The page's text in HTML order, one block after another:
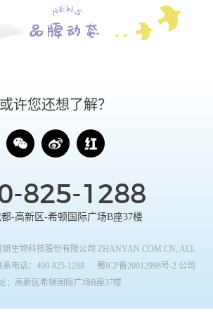
或许您还想了解？
825-1288
-高新区-希顿国际广场B座37楼
妍生物科技股份有限公司 ZHANYAN.COM.CN, ALL
电话：400-825-1288
蜀ICP备20012998号-2 公司
：高新区希顿国际广场B座37楼